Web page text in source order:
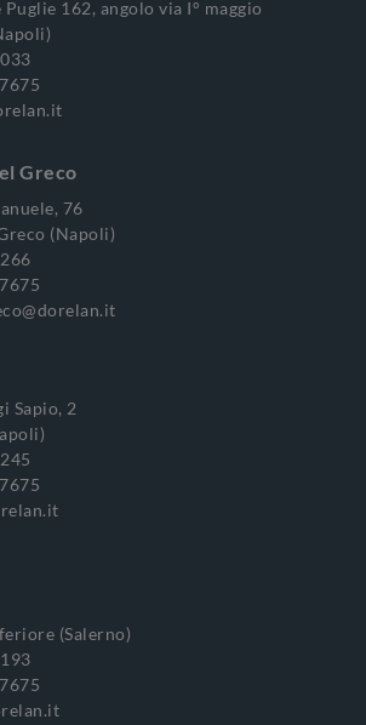
162, angolo via I° maggio
Greco
76
(Napoli)
Sapio, 2
(Salerno)